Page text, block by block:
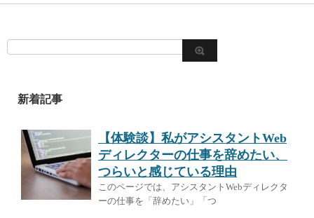
新着記事
【体験談】私がアシスタントWeb
ディレクターの仕事を辞めたい、
つらいと感じている理由
このページでは、アシスタントWebディレクタ
ーの仕事を「辞めたい」「つ